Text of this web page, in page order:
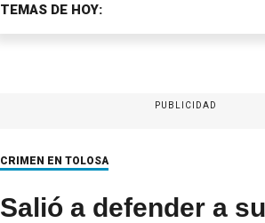
TEMAS DE HOY:
PUBLICIDAD
CRIMEN EN TOLOSA
Salió a defender a su